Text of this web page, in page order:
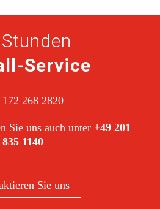
Service
172 268 2820
Sie uns auch unter +49 201
835 1140
Sie uns